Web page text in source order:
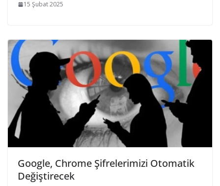
15 Şubat 2025
Google, Chrome Şifrelerimizi Otomatik
Değiştirecek